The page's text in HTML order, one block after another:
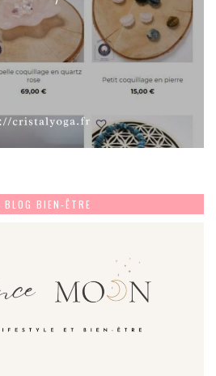
BLOG BIEN-ÊTRE